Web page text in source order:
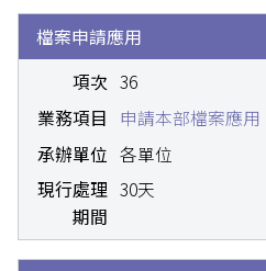
檔案申請應用
36
申請本部檔案應用
各單位
30天